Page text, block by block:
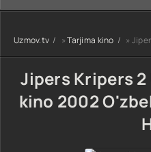
Uzmov.tv »Tarjima kino » Jipers
Jipers Kripers
kino 2002